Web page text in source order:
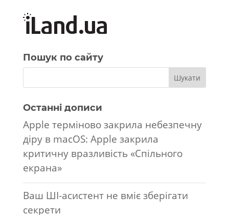
Пошук по сайту
Останні дописи
Apple терміново закрила небезпечну
діру в macOS: Apple закрила
критичну вразливість «Спільного
екрана»
Ваш ШІ-асистент не вміє зберігати
секрети